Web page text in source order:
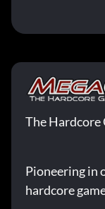
The Hardcore
Pioneering in
hardcore